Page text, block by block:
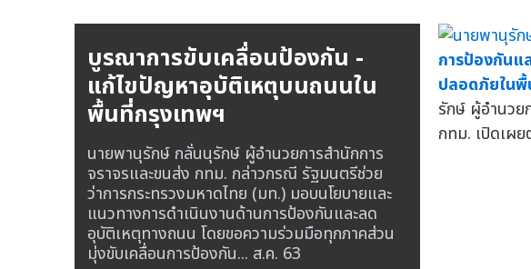
บูรณาการขับเคลื่อนป้องกัน -
แก้ไขปัญหาอุบัติเหตุบนถนนใน
พื้นที่กรุงเทพฯ
นายพานุรักษ์ กลั่นนุรักษ์ ผู้อำนวยการสำนักการ
จราจรและขนส่ง กทม. กล่าวกรณี รัฐมนตรีช่วย
ว่าการกระทรวงมหาดไทย (มท.) มอบนโยบายและ
แนวทางการดำเนินงานด้านการป้องกันและลด
อุบัติเหตุทางถนน โดยขอความร่วมมือทุกภาคส่วน
มุ่งขับเคลื่อนการป้องกัน... ส.ค. 63
การป้องกันแ
ปลอดภัยใน
รักษ์ ผู้อำนวย
กทม. เปิดเผย